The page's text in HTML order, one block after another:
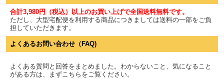
合計3,980円（税込）以上のお買い上げで全国送料無料です。
ただし、大型宅配便を利用する商品につきましては送料の一部をご負
担していただきます。
よくあるお問い合わせ（FAQ)
よくある質問と回答をまとめました。わからないこと、気になること
がある方は、まずこちらをご覧ください。